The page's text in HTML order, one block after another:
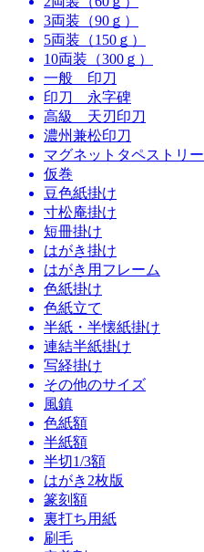
3両装（90ｇ）
5両装（150ｇ）
10両装（300ｇ）
一般 印刀
印刀 永字碑
高級 天刃印刀
濃州兼松印刀
マグネットタペストリー
仮巻
豆色紙掛け
寸松庵掛け
短冊掛け
はがき掛け
はがき用フレーム
色紙掛け
色紙立て
半紙・半懐紙掛け
連結半紙掛け
写経掛け
その他のサイズ
風鎮
色紙額
半紙額
半切1/3額
はがき2枚版
篆刻額
裏打ち用紙
刷毛